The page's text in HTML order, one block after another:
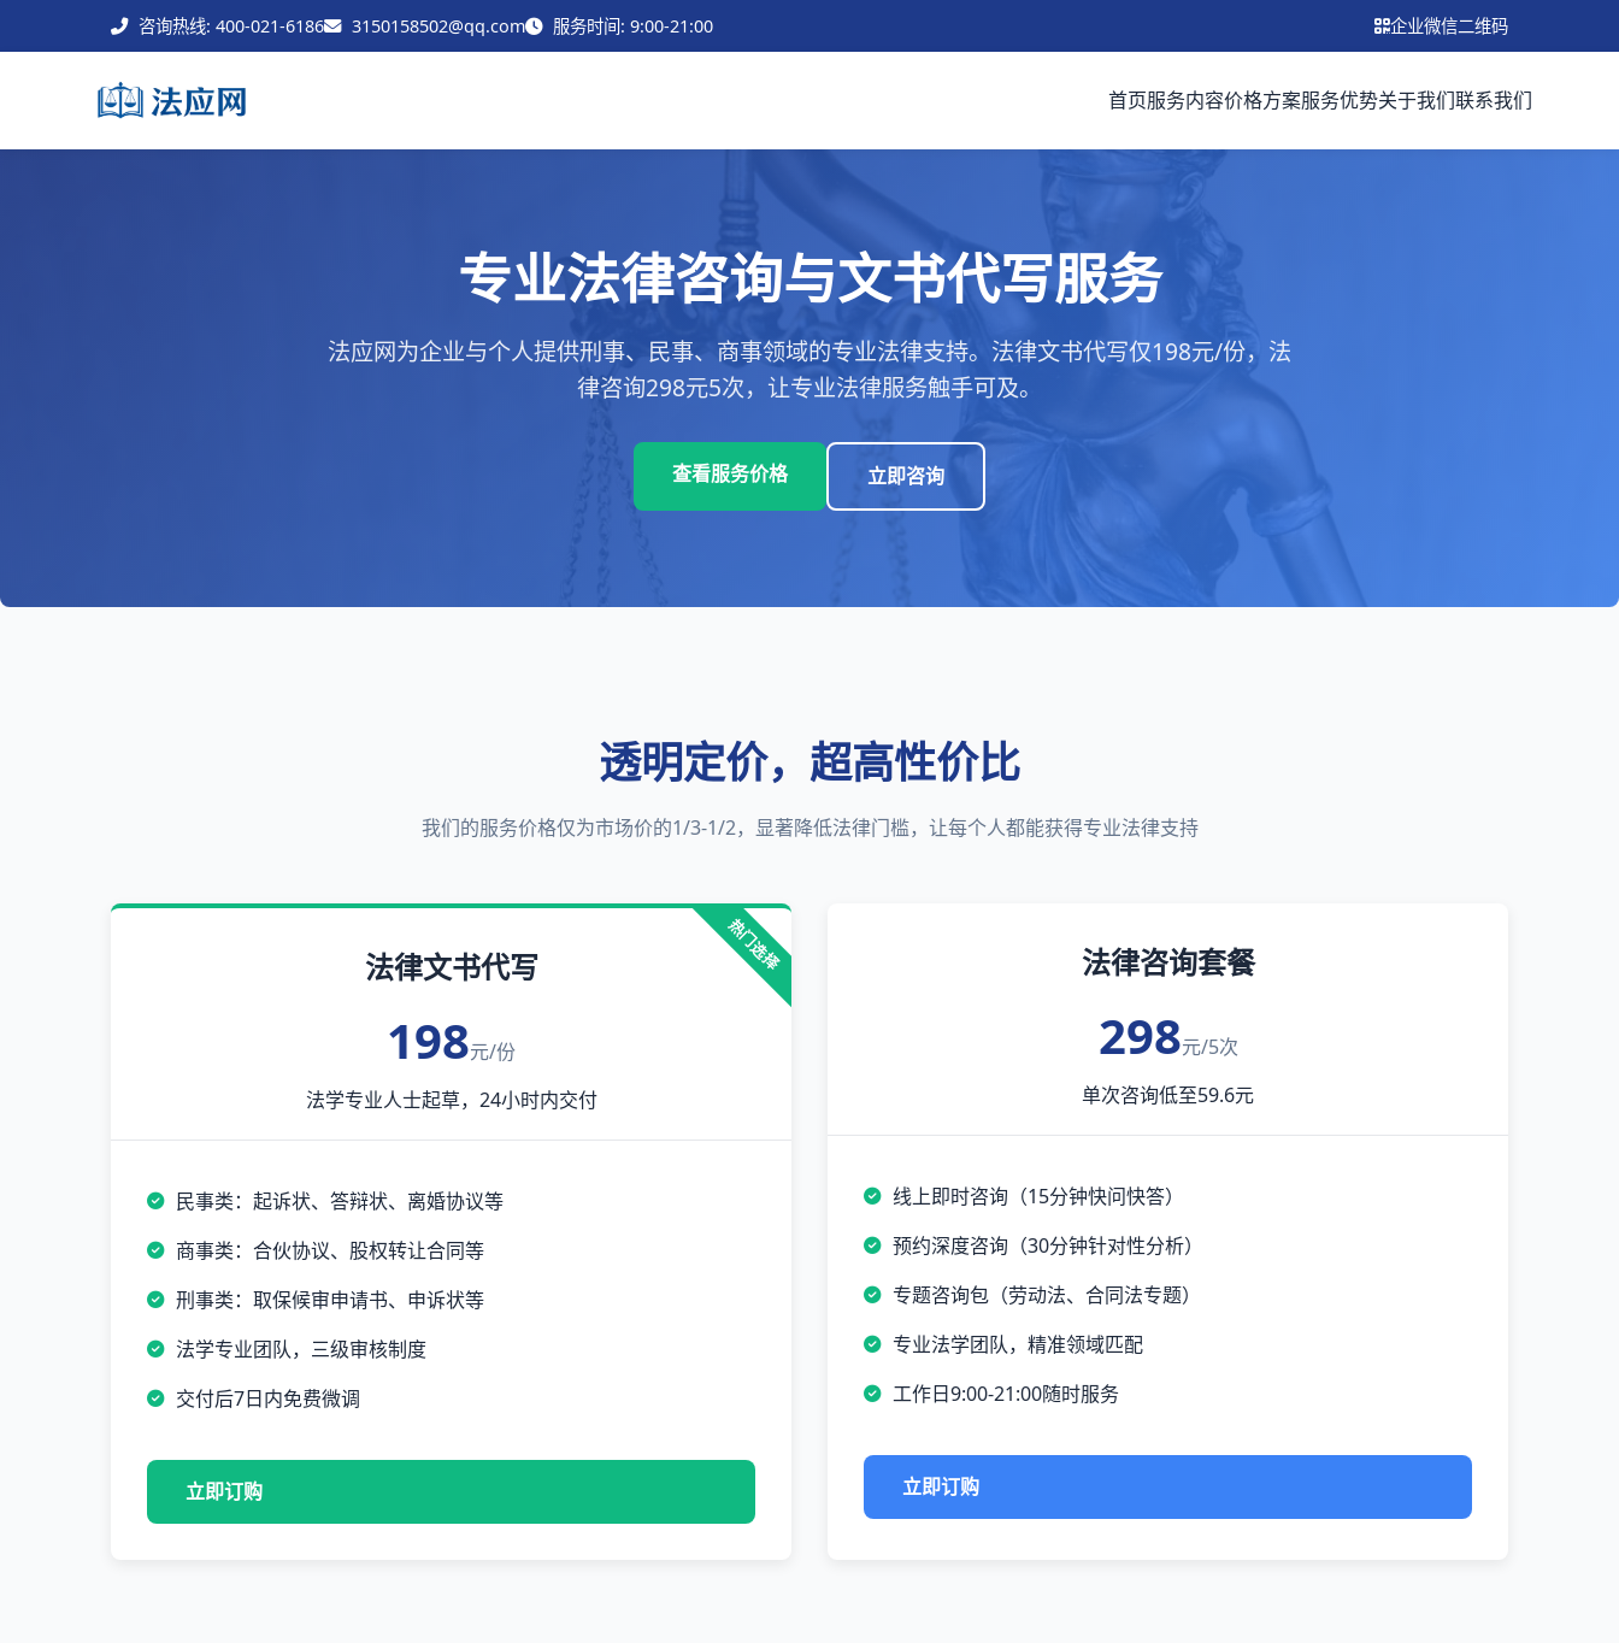
咨询热线: 400-021-6186 3150158502@qq.com 服务时间: 9:00-21:00 企业微信二维码
首页服务内容价格方案服务优势关于我们联系我们
专业法律咨询与文书代写服务
法应网为企业与个人提供刑事、民事、商事领域的专业法律支持。法律文书代写仅198元/份，法
律咨询298元5次，让专业法律服务触手可及。
查看服务价格 立即咨询
透明定价，超高性价比
我们的服务价格仅为市场价的1/3-1/2，显著降低法律门槛，让每个人都能获得专业法律支持
热门选择
法律文书代写
198元/份
法学专业人士起草，24小时内交付
民事类：起诉状、答辩状、离婚协议等
商事类：合伙协议、股权转让合同等
刑事类：取保候审申请书、申诉状等
法学专业团队，三级审核制度
交付后7日内免费微调
立即订购
法律咨询套餐
298元/5次
单次咨询低至59.6元
线上即时咨询（15分钟快问快答）
预约深度咨询（30分钟针对性分析）
专题咨询包（劳动法、合同法专题）
专业法学团队，精准领域匹配
工作日9:00-21:00随时服务
立即订购